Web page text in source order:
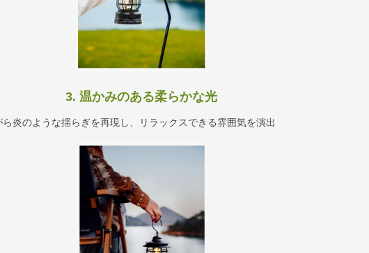
3. 温かみのある柔らかな光
ら炎のような揺らぎを再現し、リラックスできる雰囲気を演出